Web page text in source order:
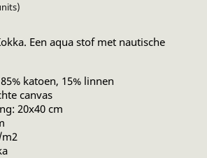
Een aqua stof met nautische
katoen, 15% linnen
canvas
20x40 cm
m2